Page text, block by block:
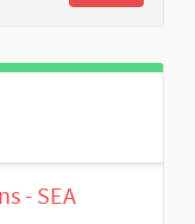
- SEA